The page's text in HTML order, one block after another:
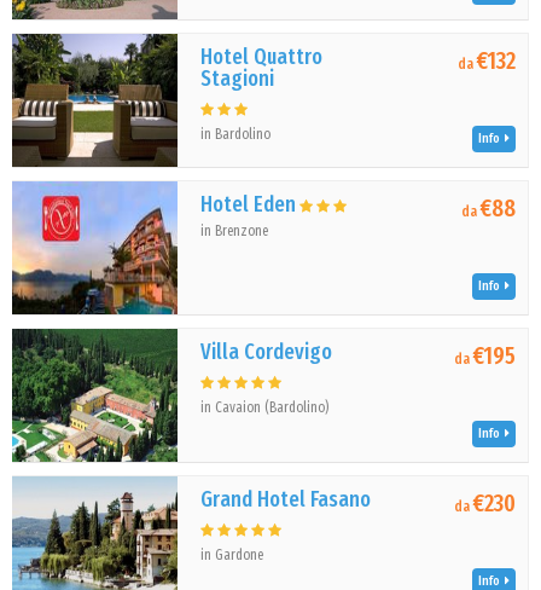
Hotel Quattro
Stagioni
in Bardolino
da€132
Info
Hotel Eden
in Brenzone
da€88
Info
Villa Cordevigo
in Cavaion (Bardolino)
da€195
Info
Grand Hotel Fasano
in Gardone
da€230
Info